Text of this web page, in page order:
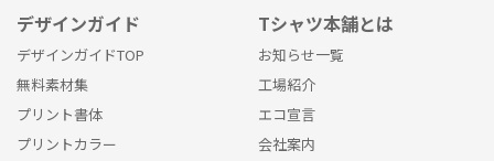
デザインガイド
デザインガイドTOP
無料素材集
プリント書体
プリントカラー
Tシャツ本舗とは
お知らせ一覧
工場紹介
エコ宣言
会社案内